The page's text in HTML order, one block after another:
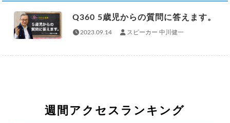
Q360 5歳児からの質問に答えます。
2023.09.14 スピーカー 中川健一
週間アクセスランキング